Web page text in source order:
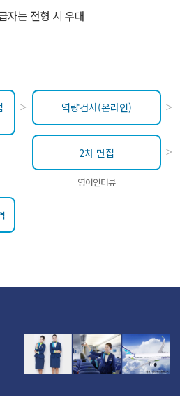
자는 전형 시 우대
역량검사(온라인)
2차 면접
영어인터뷰